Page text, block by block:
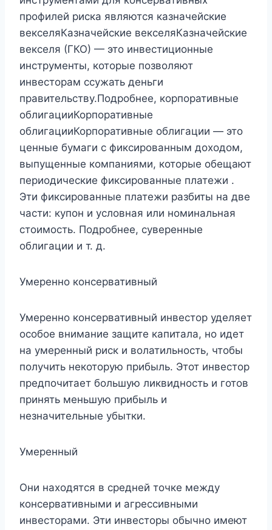
профилей риска являются казначейские
векселяКазначейские векселяКазначейские
векселя (ГКО) — это инвестиционные
инструменты, которые позволяют
инвесторам ссужать деньги
правительству.Подробнее, корпоративные
облигацииКорпоративные
облигацииКорпоративные облигации — это
ценные бумаги с фиксированным доходом,
выпущенные компаниями, которые обещают
периодические фиксированные платежи .
Эти фиксированные платежи разбиты на две
части: купон и условная или номинальная
стоимость. Подробнее, суверенные
облигации и т. д.
Умеренно консервативный
Умеренно консервативный инвестор уделяет
особое внимание защите капитала, но идет
на умеренный риск и волатильность, чтобы
получить некоторую прибыль. Этот инвестор
предпочитает большую ликвидность и готов
принять меньшую прибыль и
незначительные убытки.
Умеренный
Они находятся в средней точке между
консервативными и агрессивными
инвесторами. Эти инвесторы обычно имеют